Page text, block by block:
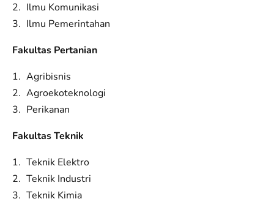
Ilmu Komunikasi
Ilmu Pemerintahan
Fakultas Pertanian
Agribisnis
Agroekoteknologi
Perikanan
Fakultas Teknik
Teknik Elektro
Teknik Industri
Teknik Kimia